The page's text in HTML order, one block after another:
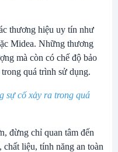
thương hiệu uy tín như
Midea. Những thương
mà còn có chế độ bảo
quá trình sử dụng.
sự cố xảy ra trong quá
đừng chỉ quan tâm đến
chất liệu, tính năng an toàn